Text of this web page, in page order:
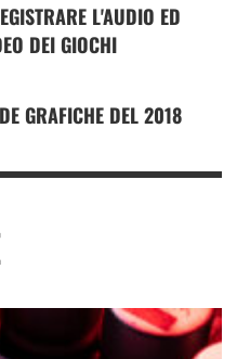
L'AUDIO ED
DEI GIOCHI
GRAFICHE DEL 2018